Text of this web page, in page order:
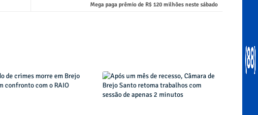
Mega paga prêmio de R$ 120 milhões neste sábado